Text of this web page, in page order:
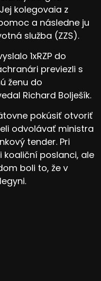
kolegovaia z
a následne ju
služba (ZZS).
1xRZP do
previezli s
ženu do
Richard Bolješík.
pokúsiť otvoriť
odvolávať ministra
tender. Pri
koaliční poslanci, ale
boli to, že v